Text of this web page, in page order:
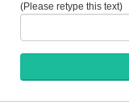
(Please retype this text)